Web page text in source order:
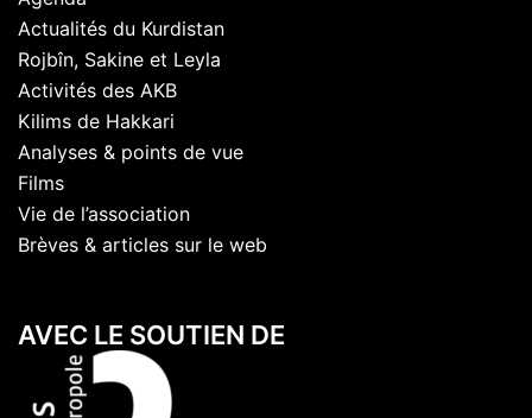
Actualités du Kurdistan
Rojbîn, Sakine et Leyla
Activités des AKB
Kilims de Hakkari
Analyses & points de vue
Films
Vie de l’association
Brèves & articles sur le web
AVEC LE SOUTIEN DE